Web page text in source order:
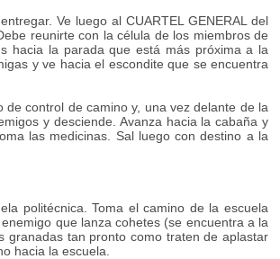
Ve luego al CUARTEL GENERAL del
reunirte con la célula de los miembros de
hacia la parada que está más próxima a la
y ve hacia el escondite que se encuentra
control de camino y, una vez delante de la
y desciende. Avanza hacia la cabaña y
las medicinas. Sal luego con destino a la
politécnica. Toma el camino de la escuela
que lanza cohetes (se encuentra a la
granadas tan pronto como traten de aplastar
hacia la escuela.